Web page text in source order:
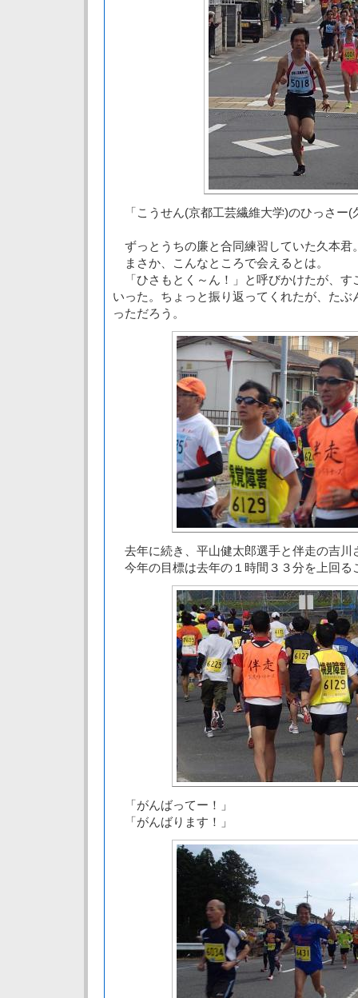
「こうせん(京都工芸繊維大学)のひっさー(
ずっとうちの廉と合同練習していた久本君
まさか、こんなところで会えるとは。
「ひさもとく～ん！」と呼びかけたが、す
いった。ちょっと振り返ってくれたが、た
っただろう。
去年に続き、平山健太郎選手と伴走の吉川
今年の目標は去年の１時間３３分を上回る
「がんばってー！」
「がんばります！」